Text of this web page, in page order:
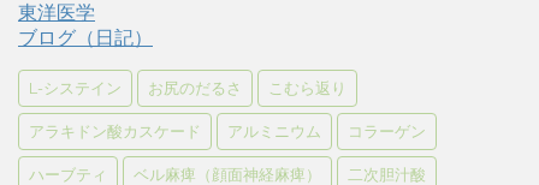
東洋医学
ブログ（日記）
L-システイン お尻のだるさ こむら返り
アラキドン酸カスケード アルミニウム コラーゲン
ハーブティ ベル麻痺（顔面神経麻痺） 二次胆汁酸